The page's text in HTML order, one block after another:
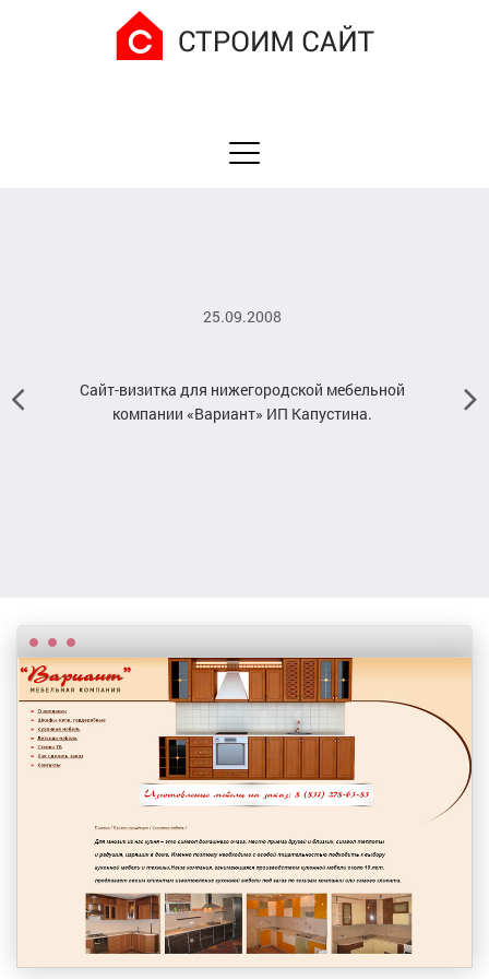
25.09.2008
Сайт-визитка для нижегородской мебельной
компании «Вариант» ИП Капустина.